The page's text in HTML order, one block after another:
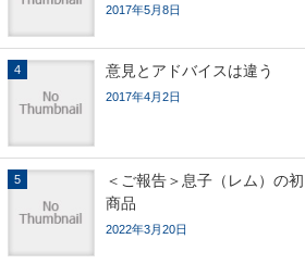
2017年5月8日
意見とアドバイスは違う
2017年4月2日
＜ご報告＞息子（レム）の初
商品
2022年3月20日